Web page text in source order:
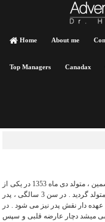
Home About me
Top Managers Canadax
حسین ناصری ، موسس ومدیر عامل گروه بین المللی سمین ، متولد دی ماه 1353 در یکی از
کوچه های خیابان آذربایجان تهران در خانوداه ای 6 نفره متولد گردید . در سن 3 سالگی ، پدر
دار نقش پدر نیز می شود . در
میشد دچار عارضه قلبی و سپس